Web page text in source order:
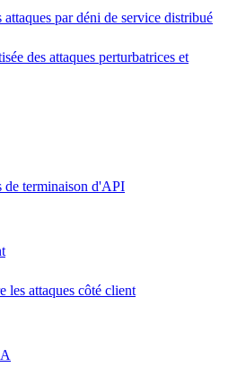
par déni de service distribué
des attaques perturbatrices et
de terminaison d'API
les attaques côté client